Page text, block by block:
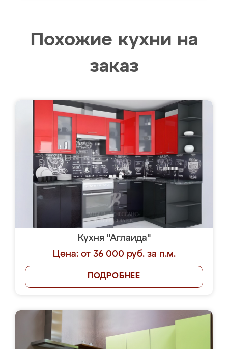
Похожие кухни на
заказ
Кухня "Аглаида"
Цена: от 36 000 руб. за п.м.
ПОДРОБНЕЕ